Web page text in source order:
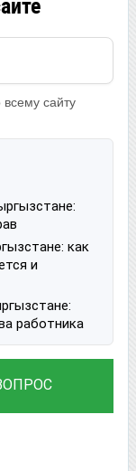
сайту
как
и
работника